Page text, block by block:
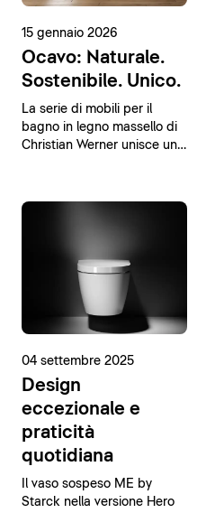
15 gennaio 2026
Ocavo: Naturale.
Sostenibile. Unico.
La serie di mobili per il
bagno in legno massello di
Christian Werner unisce un
04 settembre 2025
Design
eccezionale e
praticità
quotidiana
Il vaso sospeso ME by
Starck nella versione Hero